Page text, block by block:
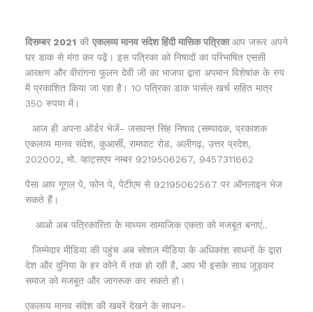
दिसम्बर 2021 की एकलव्य मानव संदेश हिंदी मासिक पत्रिकाआप जरूर अपने
घर डाक से मंगा कर पढ़ें। इस पत्रिका को निषादों का परिभाषित एससी
आरक्षण और वीरांगना फूलन देवी जी का भाजपा द्वारा अपमान विशेषांक के रुप
में प्रकाशित किया जा रहा है। 10 पत्रिका डाक पार्सल खर्च सहित मात्र
350 रुपया में।
आज ही अपना ऑर्डर भेजें- जसवन्त सिंह निषाद (सम्पादक, प्रकाशक
एकलव्य मानव संदेश, कुआर्सी, रामघाट रोड, अलीगढ़, उत्तर प्रदेश,
202002, मो. व्हाट्सएप नम्बर 9219506267, 9457311662
पैसा आप गूगल पे, फोन पे, पेटीएम से 92195062567 पर ऑनलाइन भेज
सकते हैं।
आओ अब पत्रिकारिता के माध्यम सामाजिक एकता को मजबूत बनाएं..
जिम्मेदार मीडिया की पहुंच अब सोशल मीडिया के अधिकांश साधनों के द्वारा
देश और दुनिया के हर कोने में तक हो रही है, आप भी इसके साथ जूड़कर
समाज को मजबूत और जागरूक कर सकते हो।
एकलव्य मानव संदेश की खबरें देखने के साधन-